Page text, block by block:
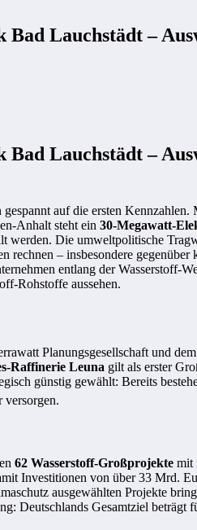
Lauchstädt –
Lauchstädt –
auf die ersten
Anhalt steht ein 30-Megawatt-
Die umweltpolitische
– insbesondere
entlang der Wasserstoff-
Rohstoffe aussehen.
Planungsgesellschaft und
Raffinerie Leuna gilt als erster
günstig gewählt: Bereits
versorgen.
62 Wasserstoff-Großprojekte mit
Investitionen von über 33 Mrd.
ausgewählten Projekte
Deutschlands Gesamtziel beträgt